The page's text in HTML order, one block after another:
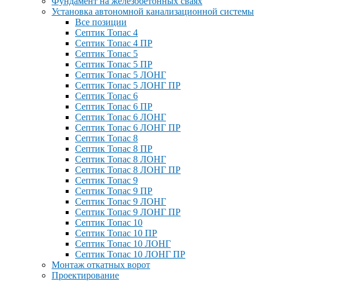
Установка автономной канализационной системы
Все позиции
Септик Топас 4
Септик Топас 4 ПР
Септик Топас 5
Септик Топас 5 ПР
Септик Топас 5 ЛОНГ
Септик Топас 5 ЛОНГ ПР
Септик Топас 6
Септик Топас 6 ПР
Септик Топас 6 ЛОНГ
Септик Топас 6 ЛОНГ ПР
Септик Топас 8
Септик Топас 8 ПР
Септик Топас 8 ЛОНГ
Септик Топас 8 ЛОНГ ПР
Септик Топас 9
Септик Топас 9 ПР
Септик Топас 9 ЛОНГ
Септик Топас 9 ЛОНГ ПР
Септик Топас 10
Септик Топас 10 ПР
Септик Топас 10 ЛОНГ
Септик Топас 10 ЛОНГ ПР
Монтаж откатных ворот
Проектирование